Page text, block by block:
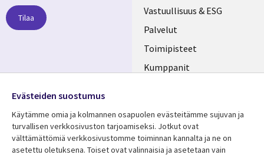
links
FINLAND
Vastuullisuus & ESG
Palvelut
Toimipisteet
Kumppanit
Tilaa
Media
FINLAND
Evästeiden suostumus
Käytämme omia ja kolmannen osapuolen evästeitämme sujuvan ja
turvallisen verkkosivuston tarjoamiseksi. Jotkut ovat
välttämättömiä verkkosivustomme toiminnan kannalta ja ne on
asetettu oletuksena. Toiset ovat valinnaisia ​​ja asetetaan vain